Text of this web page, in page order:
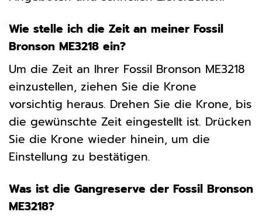
Wie stelle ich die Zeit an meiner Fossil
Bronson ME3218 ein?
Um die Zeit an Ihrer Fossil Bronson ME3218
einzustellen, ziehen Sie die Krone
vorsichtig heraus. Drehen Sie die Krone, bis
die gewünschte Zeit eingestellt ist. Drücken
Sie die Krone wieder hinein, um die
Einstellung zu bestätigen.
Was ist die Gangreserve der Fossil Bronson
ME3218?